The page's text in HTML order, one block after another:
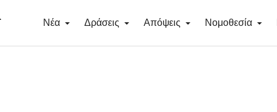
Νέα Δράσεις Απόψεις Νομοθεσία